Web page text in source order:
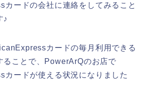
ードの会社に連絡をしてみること
♪
カードの毎月利用できる
ることで、PowerArQのお店で
カードが使える状況になりました